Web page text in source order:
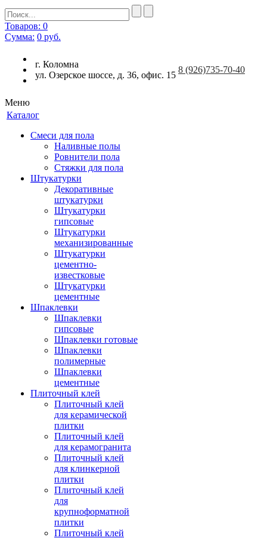
Товаров: 0
Сумма: 0 руб.
г. Коломна
ул. Озерское шоссе, д. 36, офис. 15
8 (926)735-70-40
Меню
Каталог
Смеси для пола
Наливные полы
Ровнители пола
Стяжки для пола
Штукатурки
Декоративные
штукатурки
Штукатурки
гипсовые
Штукатурки
механизированные
Штукатурки
цементно-
известковые
Штукатурки
цементные
Шпаклевки
Шпаклевки
гипсовые
Шпаклевки готовые
Шпаклевки
полимерные
Шпаклевки
цементные
Плиточный клей
Плиточный клей
для керамической
плитки
Плиточный клей
для керамогранита
Плиточный клей
для клинкерной
плитки
Плиточный клей
для
крупноформатной
плитки
Плиточный клей